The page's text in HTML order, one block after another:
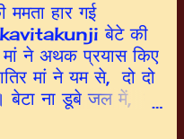
हार गई
बेटे की
ने अथक प्रयास किए
मां ने यम से, दो दो
बेटा ना डूबे जल में, दम